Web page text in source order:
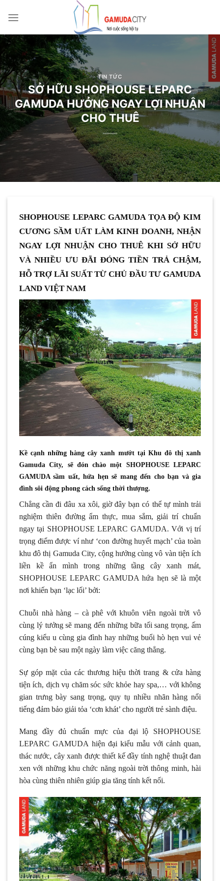
qua
dung
TIN TỨC
SỞ HỮU SHOPHOUSE LEPARC
GAMUDA HƯỞNG NGAY LỢI NHUẬN
CHO THUÊ
SHOPHOUSE LEPARC GAMUDA TỌA ĐỘ KIM
CƯƠNG SẦM UẤT LÀM KINH DOANH, NHẬN
NGAY LỢI NHUẬN CHO THUÊ KHI SỞ HỮU
VÀ NHIỀU ƯU ĐÃI ĐÓNG TIỀN TRẢ CHẬM,
HỖ TRỢ LÃI SUẤT TỪ CHỦ ĐẦU TƯ GAMUDA
LAND VIỆT NAM
Kề cạnh những hàng cây xanh mướt tại Khu đô thị xanh
Gamuda City, sẽ đón chào một SHOPHOUSE LEPARC
GAMUDA sầm uất, hứa hẹn sẽ mang đến cho bạn và gia
đình sôi động phong cách sống thời thượng.
Chẳng cần đi đâu xa xôi, giờ đây bạn có thể tự mình trải
nghiệm thiên đường ẩm thực, mua sắm, giải trí chuẩn
ngay tại SHOPHOUSE LEPARC GAMUDA. Với vị trí
trọng điểm được ví như ‘con đường huyết mạch’ của toàn
khu đô thị Gamuda City, cộng hưởng cùng vô vàn tiện ích
liền kề ẩn mình trong những tầng cây xanh mát,
SHOPHOUSE LEPARC GAMUDA hứa hẹn sẽ là một
nơi khiến bạn ‘lạc lối’ bởi:
Chuỗi nhà hàng – cà phê với khuôn viên ngoài trời vô
cùng lý tưởng sẽ mang đến những bữa tối sang trọng, ấm
cúng kiểu u cùng gia đình hay những buổi hò hẹn vui vẻ
cùng bạn bè sau một ngày làm việc căng thẳng.
Sự góp mặt của các thương hiệu thời trang & cửa hàng
tiện ích, dịch vụ chăm sóc sức khỏe hay spa,… với không
gian trưng bày sang trọng, quy tụ nhiều nhãn hàng nổi
tiếng đảm bảo giải tỏa ‘cơn khát’ cho người trẻ sành điệu.
Mang đầy đủ chuẩn mực của đại lộ SHOPHOUSE
LEPARC GAMUDA hiện đại kiểu mẫu với cảnh quan,
thác nước, cây xanh được thiết kế đầy tính nghệ thuật đan
xen với những khu chức năng ngoài trời thông minh, hài
hòa cùng thiên nhiên giúp gia tăng tính kết nối.